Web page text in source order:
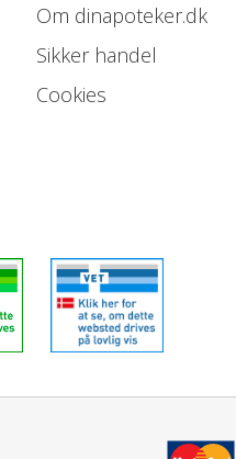
Potentielt alvorlige
Mavesmerter
Almindelige.
Om dinapoteker.dk
Sikker handel
Cookies